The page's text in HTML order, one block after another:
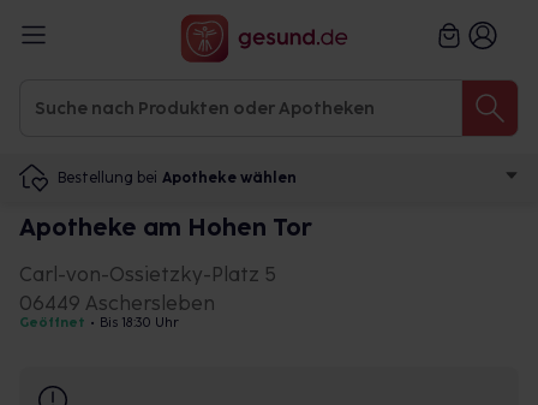
Bestellung bei Apotheke wählen
Apotheke am Hohen Tor
Carl-von-Ossietzky-Platz 5
06449 Aschersleben
Geöffnet • Bis 18:30 Uhr